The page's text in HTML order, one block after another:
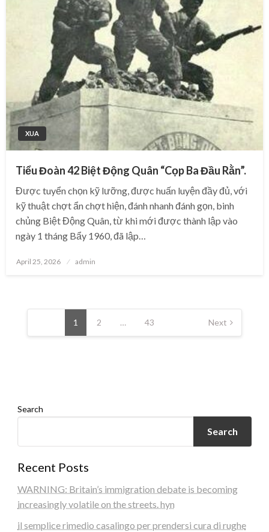
XUA
Tiểu Đoàn 42 Biệt Động Quân “Cọp Ba Đầu Rằn”.
Được tuyển chọn kỹ lưỡng, được huấn luyện đầy đủ, với
kỹ thuật chợt ẩn chợt hiện, đánh nhanh đánh gọn, binh
chủng Biệt Động Quân, từ khi mới được thành lập vào
ngày 1 tháng Bẩy 1960, đã lập…
Posted
April 25, 2026 admin
Posts
pagination
1 2 … 43 Next
Search
Search
Recent Posts
WARNING: Britain’s immigration debate is becoming
increasingly volatile on the streets. hyn
il semplice rimedio casalingo per prendersi cura di rughe